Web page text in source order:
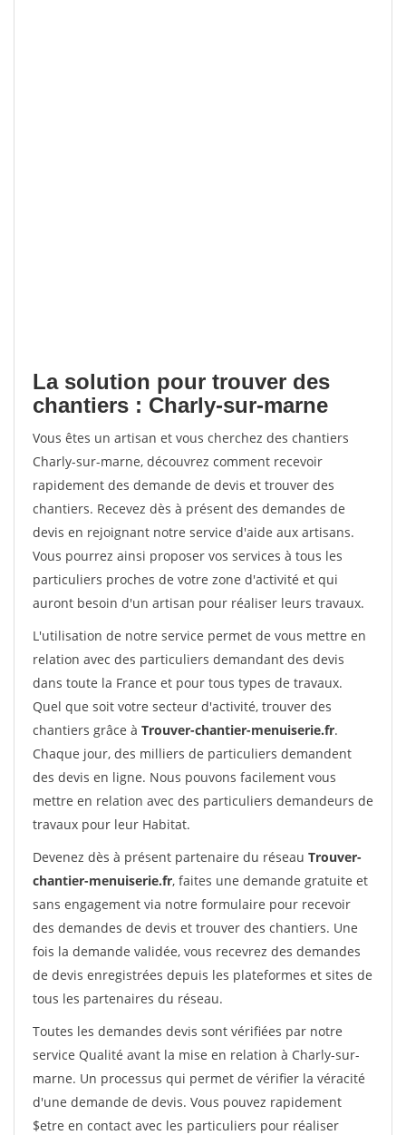
La solution pour trouver des
chantiers : Charly-sur-marne
Vous êtes un artisan et vous cherchez des chantiers
Charly-sur-marne, découvrez comment recevoir
rapidement des demande de devis et trouver des
chantiers. Recevez dès à présent des demandes de
devis en rejoignant notre service d'aide aux artisans.
Vous pourrez ainsi proposer vos services à tous les
particuliers proches de votre zone d'activité et qui
auront besoin d'un artisan pour réaliser leurs travaux.
L'utilisation de notre service permet de vous mettre en
relation avec des particuliers demandant des devis
dans toute la France et pour tous types de travaux.
Quel que soit votre secteur d'activité, trouver des
chantiers grâce à Trouver-chantier-menuiserie.fr.
Chaque jour, des milliers de particuliers demandent
des devis en ligne. Nous pouvons facilement vous
mettre en relation avec des particuliers demandeurs de
travaux pour leur Habitat.
Devenez dès à présent partenaire du réseau Trouver-
chantier-menuiserie.fr, faites une demande gratuite et
sans engagement via notre formulaire pour recevoir
des demandes de devis et trouver des chantiers. Une
fois la demande validée, vous recevrez des demandes
de devis enregistrées depuis les plateformes et sites de
tous les partenaires du réseau.
Toutes les demandes devis sont vérifiées par notre
service Qualité avant la mise en relation à Charly-sur-
marne. Un processus qui permet de vérifier la véracité
d'une demande de devis. Vous pouvez rapidement
$etre en contact avec les particuliers pour réaliser